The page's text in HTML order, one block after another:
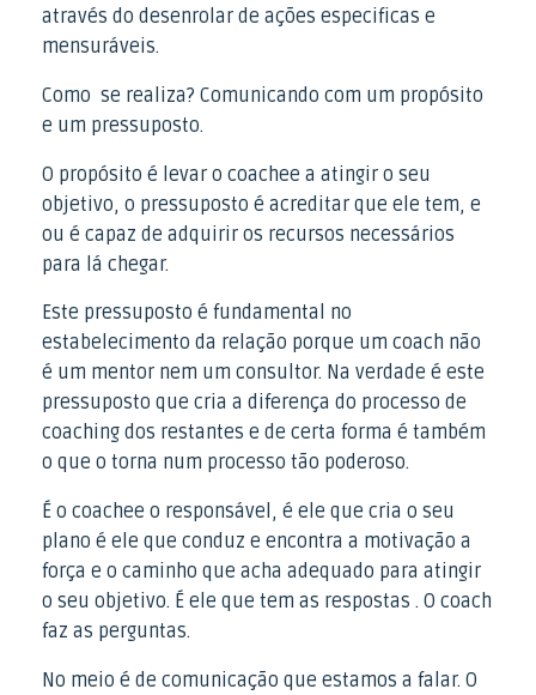
através do desenrolar de ações especificas e
mensuráveis.
Como se realiza? Comunicando com um propósito
e um pressuposto.
O propósito é levar o coachee a atingir o seu
objetivo, o pressuposto é acreditar que ele tem, e
ou é capaz de adquirir os recursos necessários
para lá chegar.
Este pressuposto é fundamental no
estabelecimento da relação porque um coach não
é um mentor nem um consultor. Na verdade é este
pressuposto que cria a diferença do processo de
coaching dos restantes e de certa forma é também
o que o torna num processo tão poderoso.
É o coachee o responsável, é ele que cria o seu
plano é ele que conduz e encontra a motivação a
força e o caminho que acha adequado para atingir
o seu objetivo. É ele que tem as respostas . O coach
faz as perguntas.
No meio é de comunicação que estamos a falar. O